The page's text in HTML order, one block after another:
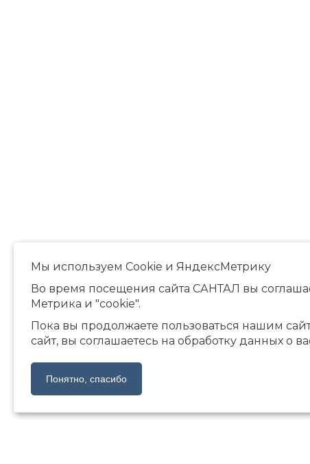
Мы используем Сookie и ЯндексМетрику
Во время посещения сайта САНТАЛ вы
Метрика и "cookie".
Пока вы продолжаете пользоваться нашим
сайт, вы соглашаетесь на обработку данных о
Понятно, спасибо